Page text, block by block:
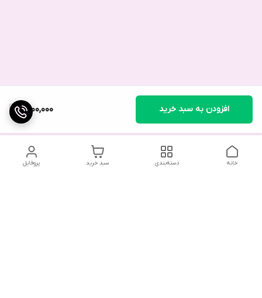
4,100,000 افزودن به سبد خرید
پروفایل سبد خرید دسته‌بندی خانه